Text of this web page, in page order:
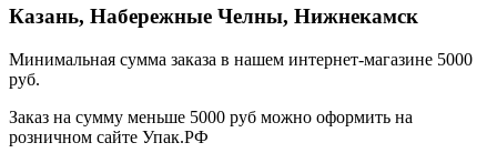
Казань, Набережные Челны, Нижнекамск
Минимальная сумма заказа в нашем интернет-магазине 5000
руб.
Заказ на сумму меньше 5000 руб можно оформить на
розничном сайте Упак.РФ